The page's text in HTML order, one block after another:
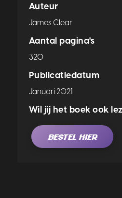
Auteur
James Clear
Aantal pagina's
320
Publicatiedatum
Januari 2021
Wil jij het boek ook
BESTEL HIER